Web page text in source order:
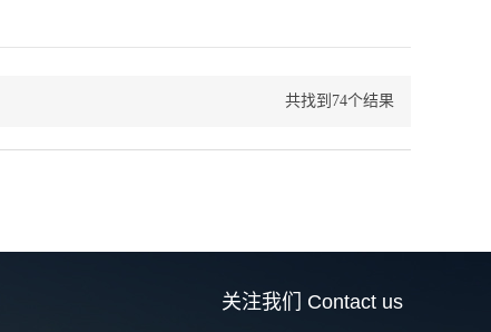
共找到74个结果
关注我们 Contact us